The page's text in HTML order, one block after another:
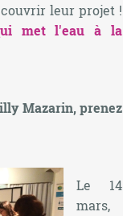
leur projet !
met l'eau à la
Mazarin, prenez
Le 14
mars,